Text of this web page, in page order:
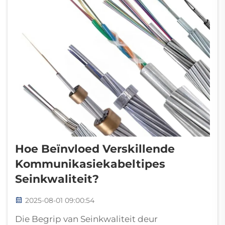
Hoe Beïnvloed Verskillende
Kommunikasiekabeltipes
Seinkwaliteit?
2025-08-01 09:00:54
Die Begrip van Seinkwaliteit deur